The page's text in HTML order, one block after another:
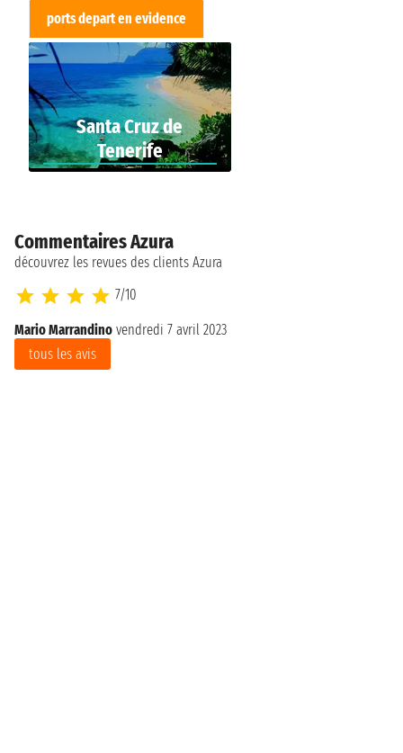
ports depart en evidence
Santa Cruz de
Tenerife
Commentaires Azura
découvrez les revues des clients Azura
7/10
Mario Marrandino vendredi 7 avril 2023
tous les avis